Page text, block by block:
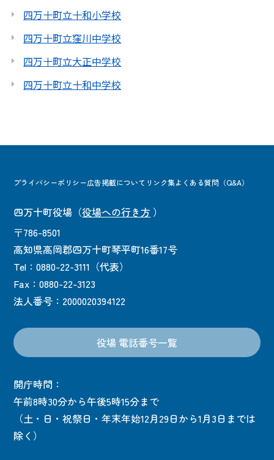
四万十町立十和小学校
四万十町立窪川中学校
四万十町立大正中学校
四万十町立十和中学校
プライバシーポリシー広告掲載について リンク集よくある質問（Q&A）
四万十町役場 （役場への行き方 ）
〒786-8501
高知県高岡郡四万十町琴平町16番17号
Tel：0880-22-3111（代表）
Fax：0880-22-3123
法人番号：2000020394122
役場 電話番号一覧
開庁時間：
午前8時30分から午後5時15分まで
（土・日・祝祭日・年末年始12月29日から1月3日までは
除く）